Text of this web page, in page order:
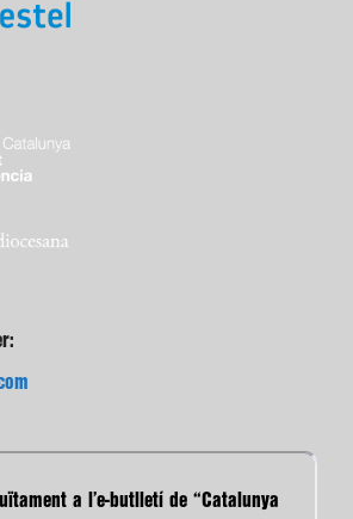
a l’e-butlletí de “Catalunya